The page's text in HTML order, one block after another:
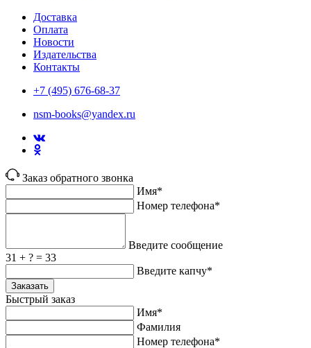
Доставка
Оплата
Новости
Издательства
Контакты
+7 (495) 676-68-37
nsm-books@yandex.ru
Заказ обратного звонка
Имя*
Номер телефона*
Введите сообщение
31 + ? = 33
Введите капчу*
Заказать
Быстрый заказ
Имя*
Фамилия
Номер телефона*